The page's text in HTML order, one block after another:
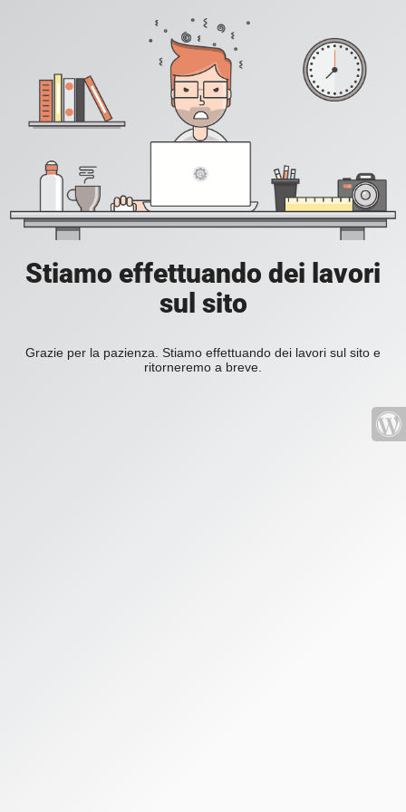
Stiamo effettuando dei lavori
sul sito
Grazie per la pazienza. Stiamo effettuando dei lavori sul sito e
ritorneremo a breve.